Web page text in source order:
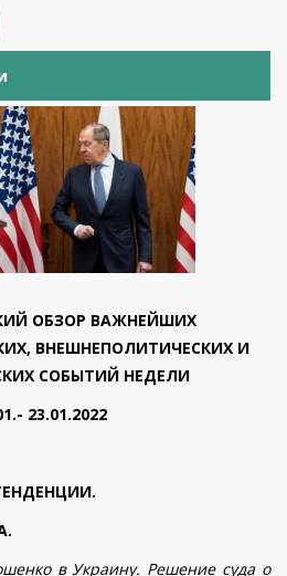
ОБЗОР ВАЖНЕЙШИХ
ВНЕШНЕПОЛИТИЧЕСКИХ И
СОБЫТИЙ НЕДЕЛИ
23.01.2022
в Украину. Решение суда о